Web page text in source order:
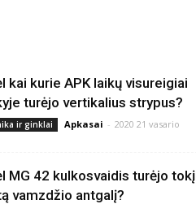
kai kurie APK laikų visureigiai
turėjo vertikalius strypus?
ir ginklai Apkasai - 2020 21 vasario
MG 42 kulkosvaidis turėjo tokį
vamzdžio antgalį?